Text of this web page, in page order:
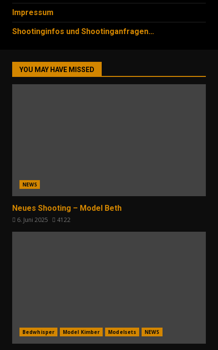
Impressum
Shootinginfos und Shootinganfragen…
YOU MAY HAVE MISSED
NEWS
Neues Shooting – Model Beth
6. Juni 2025 4122
Bedwhisper Model Kimber Modelsets NEWS